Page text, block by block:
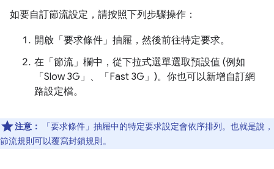
如要自訂節流設定，請按照下列步驟操作：
開啟「要求條件」 抽屜，然後前往特定要求。
在「節流」欄中，從下拉式選單選取預設值 (例如
「Slow 3G」、「Fast 3G」)。你也可以新增自訂網
路設定檔。
注意： 「要求條件」 抽屜中的特定要求設定會依序排列。也就是說，
節流規則可以覆寫封鎖規則。